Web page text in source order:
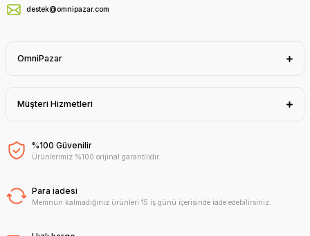
destek@omnipazar.com
OmniPazar
Müşteri Hizmetleri
%100 Güvenilir
Ürünlerimiz %100 orijinal garantilidir.
Para iadesi
Memnun kalmadığınız ürünleri 15 iş günü içerisinde iade edebilirsiniz.